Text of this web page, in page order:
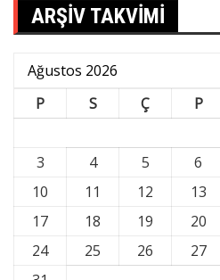
ARŞİV TAKVİMİ
Ağustos 2026
P
S Ç P
3
4 5 6
10
11 12 13
17
18 19 20
24
25 26 27